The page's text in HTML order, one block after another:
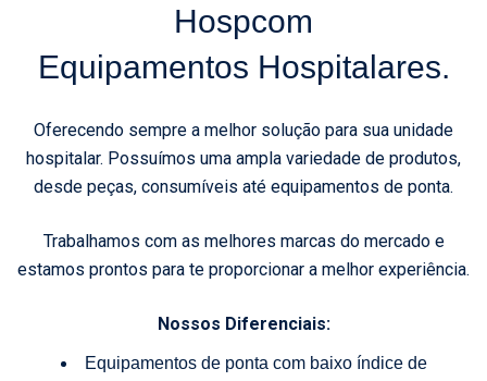
Hospcom
Equipamentos Hospitalares.
Oferecendo sempre a melhor solução para sua unidade
hospitalar. Possuímos uma ampla variedade de produtos,
desde peças, consumíveis até equipamentos de ponta.
Trabalhamos com as melhores marcas do mercado e
estamos prontos para te proporcionar a melhor experiência.
Nossos Diferenciais:
Equipamentos de ponta com baixo índice de